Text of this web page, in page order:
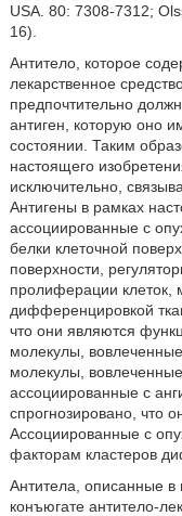
USA. 80: 7308-7312;
16).
Антитело, которое
лекарственное
предпочтительно
антиген, которую оно
состоянии. Таким
настоящего
исключительно,
Антигены в рамках
ассоциированные с
белки клеточной
поверхности,
пролиферации клеток,
дифференцировкой
что они являются
молекулы,
молекулы,
ассоциированные с
спрогнозировано, что
Ассоциированные с
факторам кластеров
Антитела, описанные
конъюгате антитело-